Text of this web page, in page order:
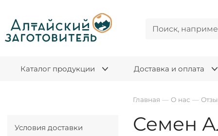
Каталог продукции Доставка и оплата
Условия доставки
Главная — О нас —
Семен